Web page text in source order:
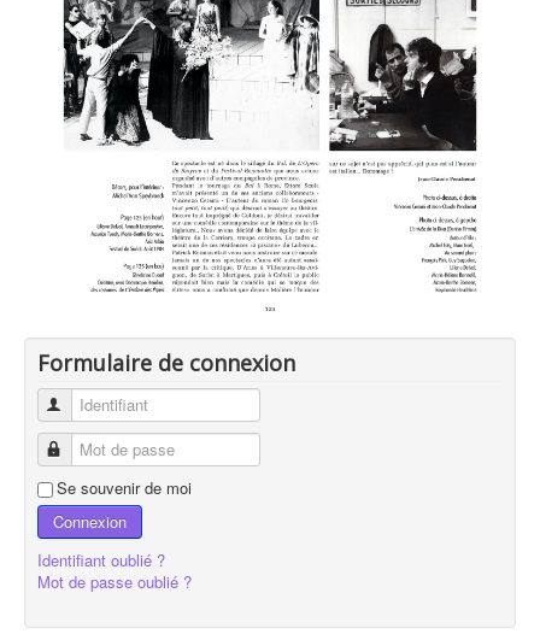
Formulaire de connexion
Identifiant
Mot de passe
Se souvenir de moi
Connexion
Identifiant oublié ?
Mot de passe oublié ?